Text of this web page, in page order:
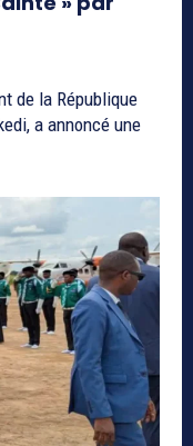
de la République
a annoncé une